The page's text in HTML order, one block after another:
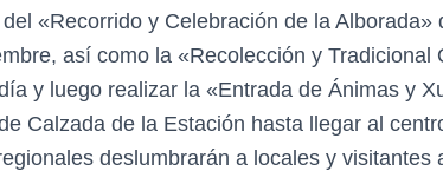
«Recorrido y Celebración de la Alborada»
así como la «Recolección y Tradicional
y luego realizar la «Entrada de Ánimas y
Calzada de la Estación hasta llegar al
deslumbrarán a locales y visitantes